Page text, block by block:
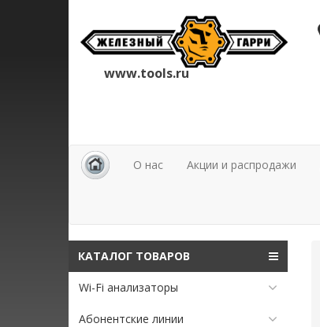
www.tools.ru
О нас Акции и распродажи
КАТАЛОГ ТОВАРОВ
Wi-Fi анализаторы
Абонентские линии